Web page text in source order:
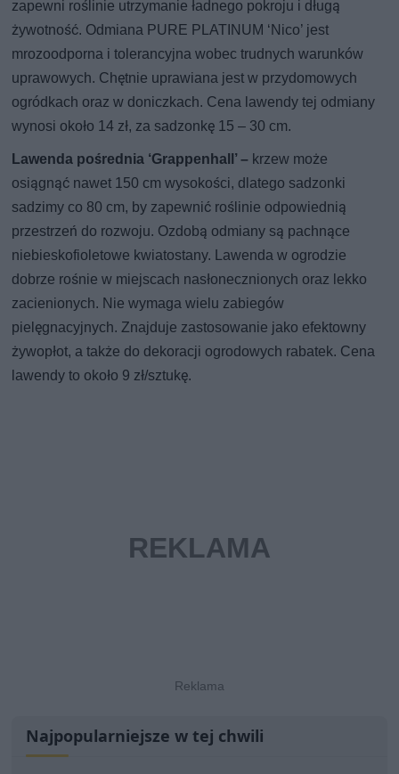
zapewni roślinie utrzymanie ładnego pokroju i długą
żywotność. Odmiana PURE PLATINUM ‘Nico’ jest
mrozoodporna i tolerancyjna wobec trudnych warunków
uprawowych. Chętnie uprawiana jest w przydomowych
ogródkach oraz w doniczkach. Cena lawendy tej odmiany
wynosi około 14 zł, za sadzonkę 15 – 30 cm.
Lawenda pośrednia ‘Grappenhall’ – krzew może
osiągnąć nawet 150 cm wysokości, dlatego sadzonki
sadzimy co 80 cm, by zapewnić roślinie odpowiednią
przestrzeń do rozwoju. Ozdobą odmiany są pachnące
niebieskofioletowe kwiatostany. Lawenda w ogrodzie
dobrze rośnie w miejscach nasłonecznionych oraz lekko
zacienionych. Nie wymaga wielu zabiegów
pielęgnacyjnych. Znajduje zastosowanie jako efektowny
żywopłot, a także do dekoracji ogrodowych rabatek. Cena
lawendy to około 9 zł/sztukę.
Najpopularniejsze w tej chwili